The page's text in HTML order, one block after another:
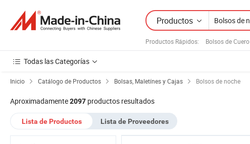
Productos
Productos Rápidos: Bolsos de Cuero
Todas las Categorías
Inicio Catálogo de Productos Bolsas, Maletínes y Cajas Bolsos de noche
Aproximadamente2097 productos resultados
Lista de Productos Lista de Proveedores